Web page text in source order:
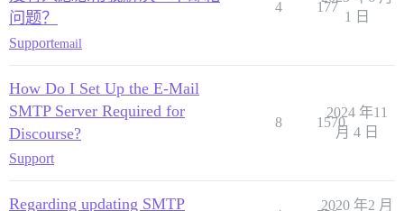
问题？
Supportemail
4 177
1 日
How Do I Set Up the E-Mail
SMTP Server Required for
Discourse?
Support
8 1570
2024 年11
月 4 日
Regarding updating SMTP 2020 年2 月